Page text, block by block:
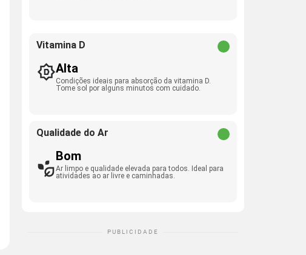
Vitamina D
Alta
Condições ideais para absorção da vitamina D.
Tome sol por alguns minutos com cuidado.
Qualidade do Ar
Bom
Ar limpo e qualidade elevada para todos. Ideal para
atividades ao ar livre e caminhadas.